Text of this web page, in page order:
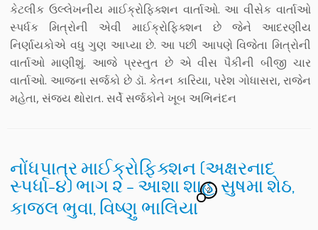
કેટલીક ઉલ્લેખનીય માઈક્રોફિક્શન વાર્તાઓ. આ વીસેક વાર્તાઓ
સ્પર્ધક મિત્રોની એવી માઈક્રોફિક્શન છે જેને આદરણીય
નિર્ણાયકોએ વધુ ગુણ આપ્યા છે. આ પછી આપણે વિજેતા મિત્રોની
વાર્તાઓ માણીશું. આજે પ્રસ્તુત છે એ વીસ પૈકીની બીજી ચાર
વાર્તાઓ. આજના સર્જકો છે ડૉ. કેતન કારિયા, પરેશ ગોધાસરા, રાજેન
મહેતા, સંજય થોરાત. સર્વે સર્જકોને ખૂબ અભિનંદન
નોંધપાત્ર માઈક્રોફિક્શન (અક્ષરનાદ
સ્પર્ધા-૪) ભાગ ૨ – આશા શાહ, સુષમા શેઠ,
કાજલ ભુવા, વિષ્ણુ ભાલિયા
2